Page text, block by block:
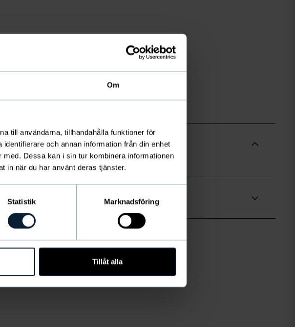
Om
till användarna, tillhandahålla funktioner för
och annan information från din enhet
Dessa kan i sin tur kombinera informationen
in när du har använt deras tjänster.
Statistik Marknadsföring
Tillåt alla